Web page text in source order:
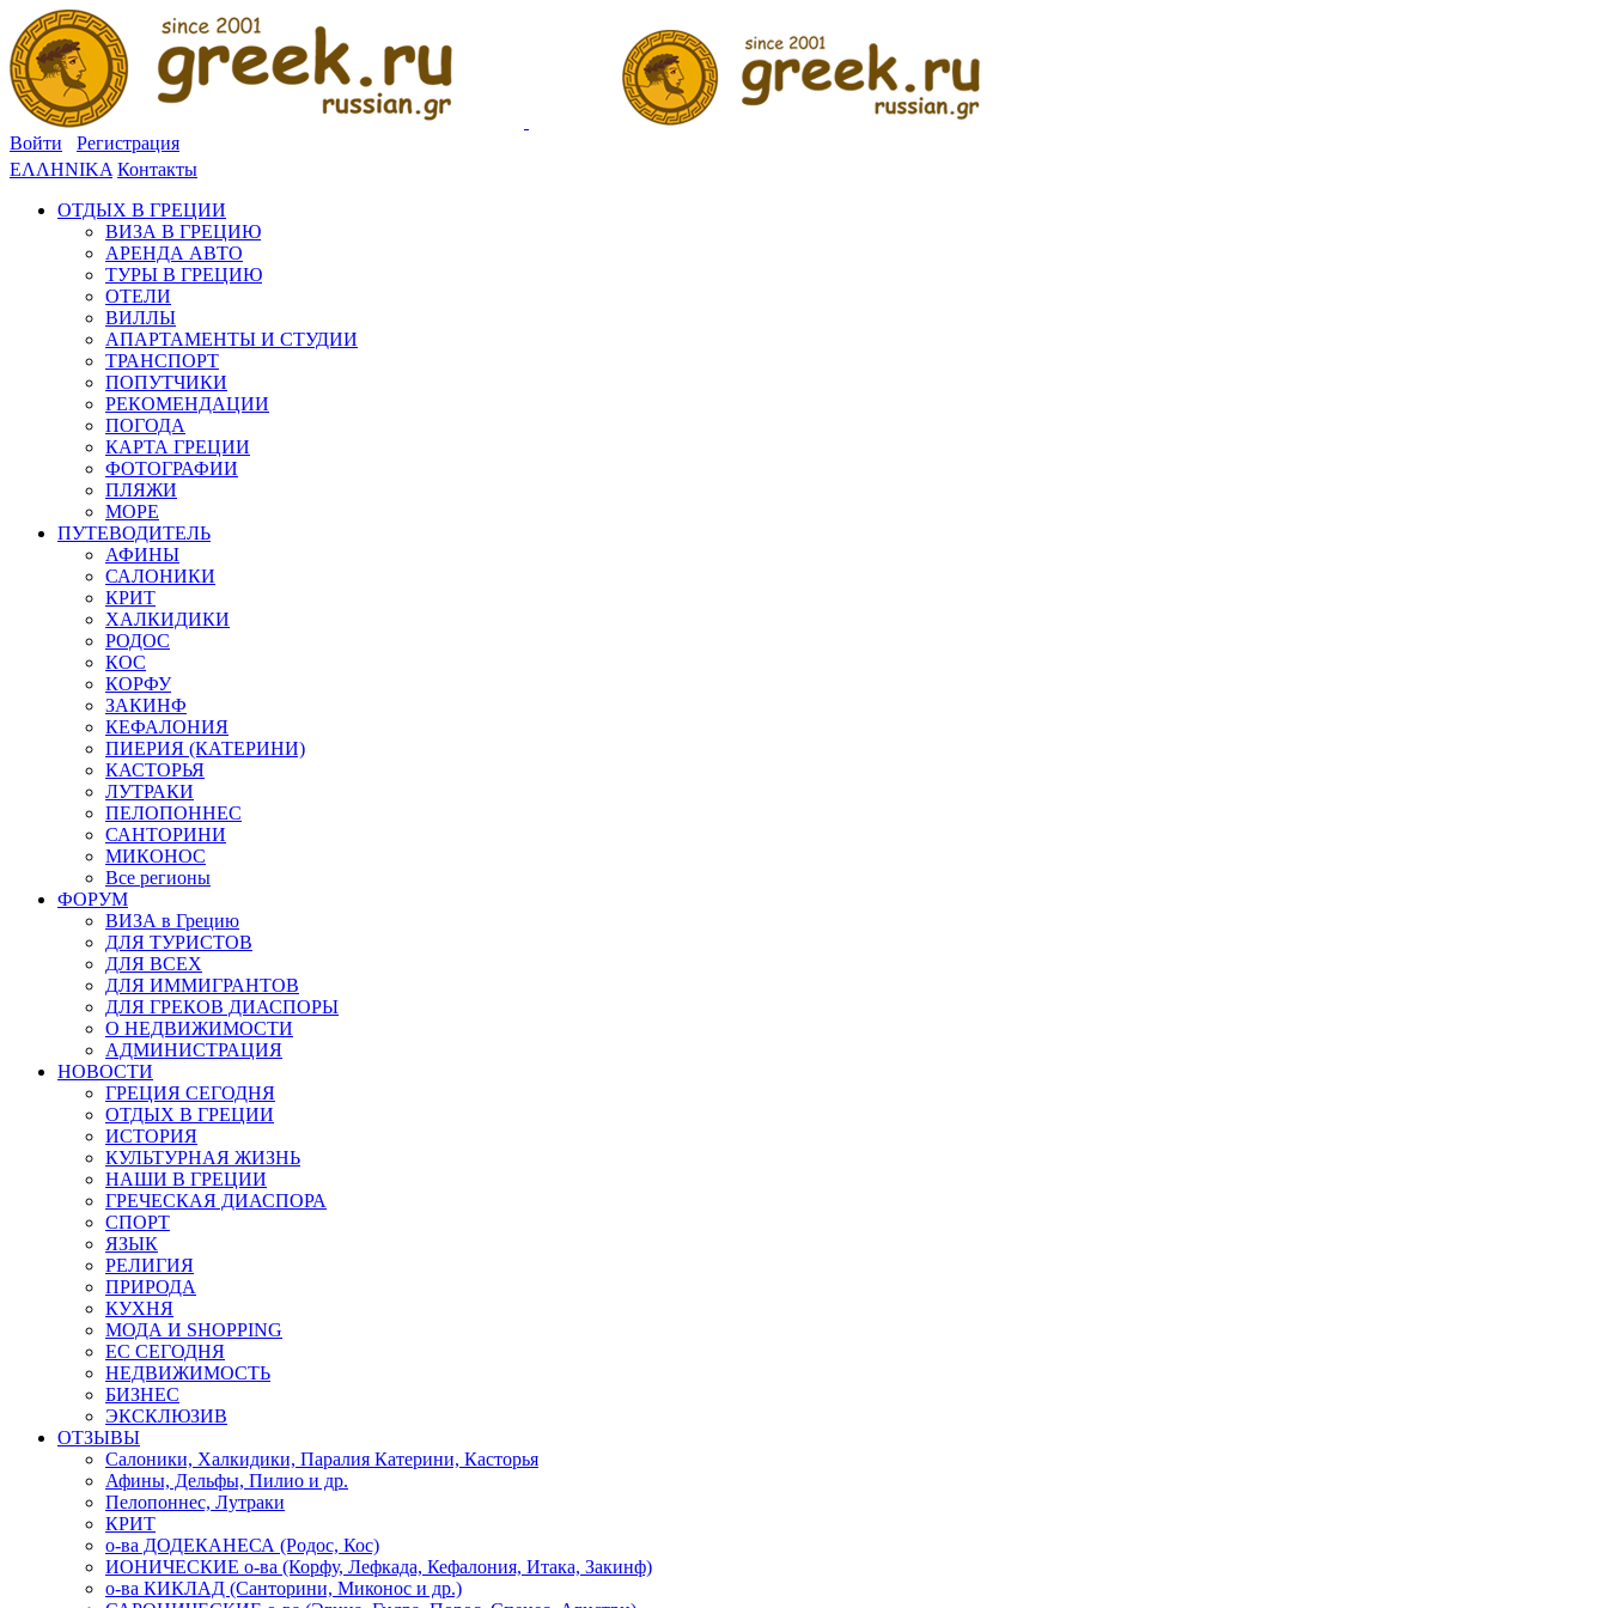
Войти
Регистрация
ΕΛΛΗΝΙΚΑ Контакты
ОТДЫХ В ГРЕЦИИ
ВИЗА В ГРЕЦИЮ
АРЕНДА АВТО
ТУРЫ В ГРЕЦИЮ
ОТЕЛИ
ВИЛЛЫ
АПАРТАМЕНТЫ И СТУДИИ
ТРАНСПОРТ
ПОПУТЧИКИ
РЕКОМЕНДАЦИИ
ПОГОДА
КАРТА ГРЕЦИИ
ФОТОГРАФИИ
ПЛЯЖИ
МОРЕ
ПУТЕВОДИТЕЛЬ
АФИНЫ
САЛОНИКИ
КРИТ
ХАЛКИДИКИ
РОДОС
КОС
КОРФУ
ЗАКИНФ
КЕФАЛОНИЯ
ПИЕРИЯ (КАТЕРИНИ)
КАСТОРЬЯ
ЛУТРАКИ
ПЕЛОПОННЕС
САНТОРИНИ
МИКОНОС
Все регионы
ФОРУМ
ВИЗА в Грецию
ДЛЯ ТУРИСТОВ
ДЛЯ ВСЕХ
ДЛЯ ИММИГРАНТОВ
ДЛЯ ГРЕКОВ ДИАСПОРЫ
О НЕДВИЖИМОСТИ
АДМИНИСТРАЦИЯ
НОВОСТИ
ГРЕЦИЯ СЕГОДНЯ
ОТДЫХ В ГРЕЦИИ
ИСТОРИЯ
КУЛЬТУРНАЯ ЖИЗНЬ
НАШИ В ГРЕЦИИ
ГРЕЧЕСКАЯ ДИАСПОРА
СПОРТ
ЯЗЫК
РЕЛИГИЯ
ПРИРОДА
КУХНЯ
МОДА И SHOPPING
ЕС СЕГОДНЯ
НЕДВИЖИМОСТЬ
БИЗНЕС
ЭКСКЛЮЗИВ
ОТЗЫВЫ
Салоники, Халкидики, Паралия Катерини, Касторья
Афины, Дельфы, Пилио и др.
Пелопоннес, Лутраки
КРИТ
о-ва ДОДЕКАНЕСА (Родос, Кос)
ИОНИЧЕСКИЕ о-ва (Корфу, Лефкада, Кефалония, Итака, Закинф)
о-ва КИКЛАД (Санторини, Миконос и др.)